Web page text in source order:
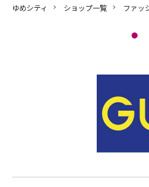
ゆめシティ ショップ一覧 ファッ